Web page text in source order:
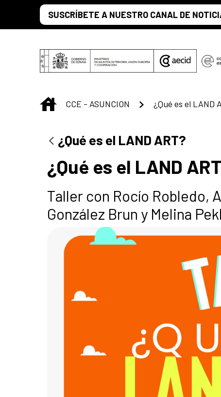
Saltar al contenido principal
SUSCRÍBETE A NUESTRO CANAL DE
INICIO
CCE - ASUNCION ¿Qué es el LAND
¿Qué es el LAND ART?
¿Qué es el LAND
Taller con Rocío Robledo,
González Brun y Melina